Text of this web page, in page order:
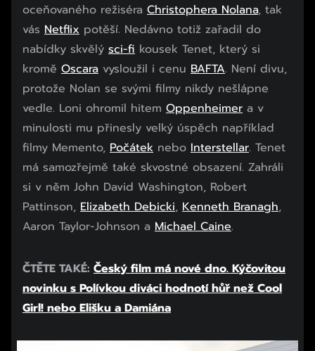
oceňovaného režiséra Christophera Nolana, tak
vás Netflix potěší. Nedávno totiž zařadil do
nabídky skvělý sci-fi kousek Tenet, který si
kromě Oscara vysloužil i cenu BAFTA. Není divu,
protože Nolan se svými filmy nikdy nešlápne
vedle. Loni ohromil hitem Oppenheimer a v
minulosti mu přinesly velký úspěch například
filmy Memento, Počátek nebo Interstellar. Tenet
má samozřejmě také skvostné obsazení. Zahráli
si v něm John David Washington, Robert
Pattinson, Elizabeth Debicki, Kenneth Branagh,
Aaron Taylor-Johnson a Michael Caine.
ČTĚTE TAKÉ: Český film má nové dno. Kýčovitou
novinku s Polívkou diváci hodnotí hůř než Cool
Girl! nebo Elišku a Damiána